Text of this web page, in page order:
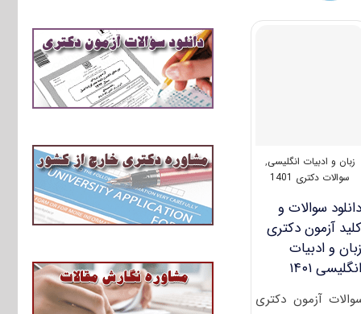
زبان و ادبیات انگلیسی,
سوالات دکتری 1401
سوالات و
آزمون دکتری
و ادبیات
۱۴۰۱
آزمون دکتری